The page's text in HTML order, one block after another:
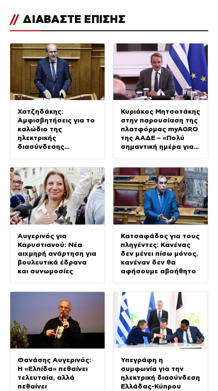
// ΔΙΑΒΑΣΤΕ ΕΠΙΣΗΣ
Χατζηδάκης:
Αμφισβητήσεις για το
καλώδιο της
ηλεκτρικής
διασύνδεσης
Κυριάκος Μητσοτάκης
στην παρουσίαση της
πλατφόρμας myAGRO
της ΑΑΔΕ – «Πολύ
σημαντική ημέρα για
Αυγερινός για
Καρυστιανού: Νέα
αιχμηρή ανάρτηση για
βουλευτικά έδρανα
και συνωμοσίες
Κατσαφάδος για τους
πληγέντες: Κανένας
δεν μένει πίσω μόνος,
κανέναν δεν θα
αφήσουμε αβοήθητο
Θανάσης Αυγερινός:
Η «Ελπίδα» πεθαίνει
τελευταία, αλλά
πεθαίνει
Υπεγράφη η
συμφωνία για την
ηλεκτρική διασύνδεση
Ελλάδας-Κύπρου